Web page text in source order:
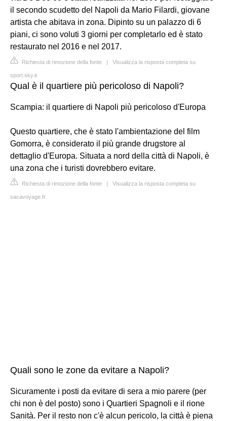
il secondo scudetto del Napoli da Mario Filardi, giovane
artista che abitava in zona. Dipinto su un palazzo di 6
piani, ci sono voluti 3 giorni per completarlo ed è stato
restaurato nel 2016 e nel 2017.
Richiesta di rimozione della fonte | Visualizza la risposta completa su
sport.sky.it
Qual è il quartiere più pericoloso di Napoli?
Scampia: il quartiere di Napoli più pericoloso d'Europa
Questo quartiere, che è stato l'ambientazione del film
Gomorra, è considerato il più grande drugstore al
dettaglio d'Europa. Situata a nord della città di Napoli, è
una zona che i turisti dovrebbero evitare.
Richiesta di rimozione della fonte | Visualizza la risposta completa su
sacavoyage.fr
Quali sono le zone da evitare a Napoli?
Sicuramente i posti da evitare di sera a mio parere (per
chi non è del posto) sono i Quartieri Spagnoli e il rione
Sanità. Per il resto non c'è alcun pericolo, la città è piena